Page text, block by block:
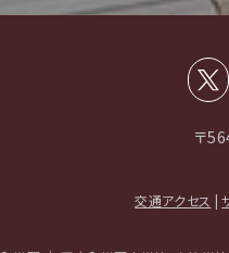
〒
交通アクセス |